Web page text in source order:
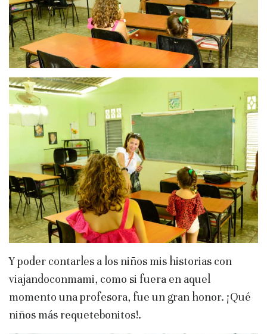
Y poder contarles a los niños mis historias con
viajandoconmami, como si fuera en aquel
momento una profesora, fue un gran honor. ¡Qué
niños más requetebonitos!.